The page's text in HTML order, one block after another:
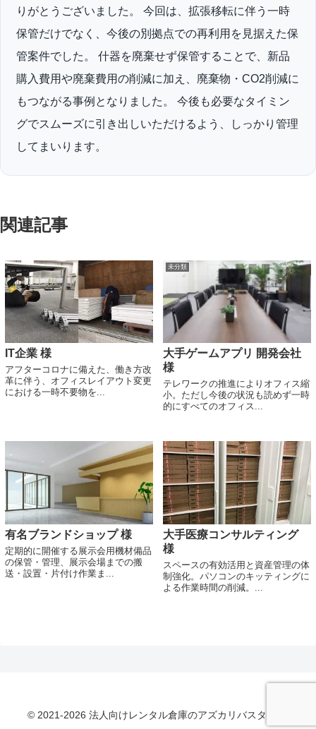
りがとうございました。 今回は、拡張移転に伴う一時
保管だけでなく、今後の別拠点での再利用を見据えた保
管案件でした。 什器を廃棄せず保管することで、新品
購入費用や廃棄費用の削減に加え、廃棄物・CO2削減に
もつながる事例となりました。 今後も必要なタイミン
グでスムーズに引き出しいただけるよう、しっかり管理
してまいります。
関連記事
IT企業 様
アフターコロナに備えた、働き方改
革に伴う、オフィスレイアウト変更
における一時不要物を...
未分類
大手ゲームアプリ 開発会社
様
テレワークの推進によりオフィス縮
小。ただし今後の状況も読めず一時
的にすべてのオフィス...
有名ブランドショップ 様
定期的に開催する展示会用機材備品
の保管・管理、展示会場までの搬
送・設置・片付け作業ま...
大手医療コンサルティング
様
スペースの有効活用と資産管理の体
制強化。パソコンのキッティングに
よる作業時間の削減。...
© 2021-2026 法人向けレンタル倉庫のアズカリバスターズ.